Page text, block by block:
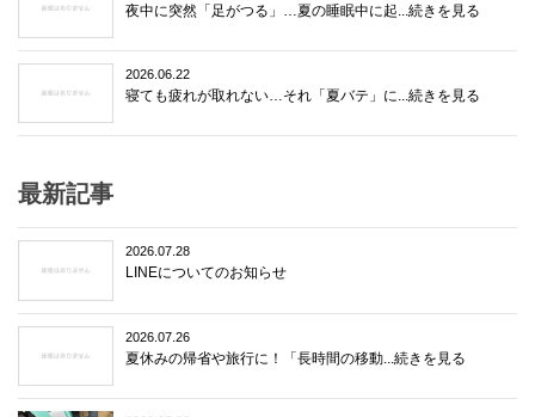
夜中に突然「足がつる」…夏の睡眠中に起...続きを見る
2026.06.22
寝ても疲れが取れない…それ「夏バテ」に...続きを見る
最新記事
2026.07.28
LINEについてのお知らせ
2026.07.26
夏休みの帰省や旅行に！「長時間の移動...続きを見る